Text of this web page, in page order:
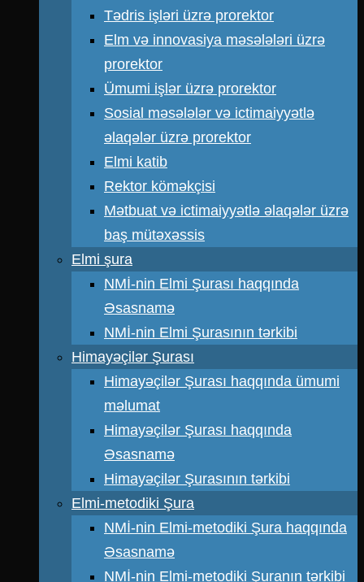
Tədris işləri üzrə prorektor
Elm və innovasiya məsələləri üzrə
prorektor
Ümumi işlər üzrə prorektor
Sosial məsələlər və ictimaiyyətlə
əlaqələr üzrə prorektor
Elmi katib
Rektor köməkçisi
Mətbuat və ictimaiyyətlə əlaqələr üzrə
baş mütəxəssis
Elmi şura
NMİ-nin Elmi Şurası haqqında
Əsasnamə
NMİ-nin Elmi Şurasının tərkibi
Himayəçilər Şurası
Himayəçilər Şurası haqqında ümumi
məlumat
Himayəçilər Şurası haqqında
Əsasnamə
Himayəçilər Şurasının tərkibi
Elmi-metodiki Şura
NMİ-nin Elmi-metodiki Şura haqqında
Əsasnamə
NMİ-nin Elmi-metodiki Şuranın tərkibi